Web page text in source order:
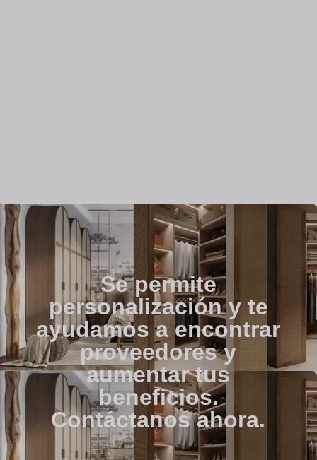
Se permite
personalización y te
ayudamos a encontrar
proveedores y
aumentar tus
beneficios.
Contáctanos ahora.